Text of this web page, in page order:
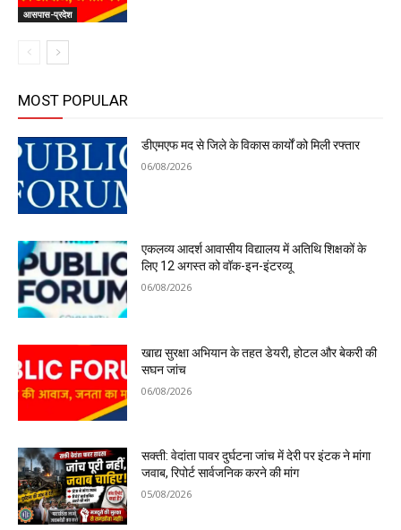
आसपास-प्रदेश
MOST POPULAR
डीएमएफ मद से जिले के विकास कार्यों को मिली रफ्तार
06/08/2026
एकलव्य आदर्श आवासीय विद्यालय में अतिथि शिक्षकों के
लिए 12 अगस्त को वॉक-इन-इंटरव्यू
06/08/2026
खाद्य सुरक्षा अभियान के तहत डेयरी, होटल और बेकरी की
सघन जांच
06/08/2026
सक्ती: वेदांता पावर दुर्घटना जांच में देरी पर इंटक ने मांगा
जवाब, रिपोर्ट सार्वजनिक करने की मांग
05/08/2026